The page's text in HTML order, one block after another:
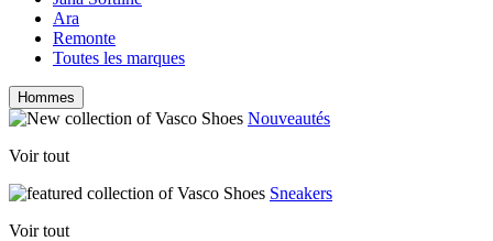
Ara
Remonte
Toutes les marques
Hommes
Nouveautés
Voir tout
Sneakers
Voir tout